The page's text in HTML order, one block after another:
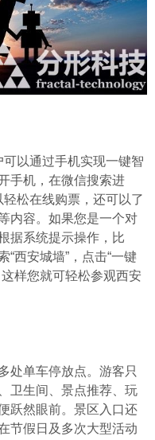
以通过手机实现一键智
手机，在微信搜索进
轻松在线购票，还可以了
内容。如果您是一个对
据系统提示操作，比
西安城墙”，点击“一键
样您就可轻松参观西安
单车停放点。游客只
卫生间、景点推荐、玩
跃然眼前。景区入口还
节假日及多次大型活动